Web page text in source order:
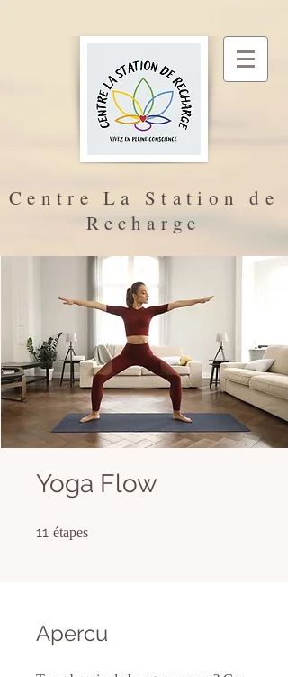
Centre La Station de
Recharge
Yoga Flow
11 étapes
Apercu